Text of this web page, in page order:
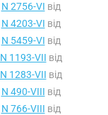
N 2756-VI від
N 4203-VI від
N 5459-VI від
N 1193-VII від
N 1283-VII від
N 490-VIII від
N 766-VIII від